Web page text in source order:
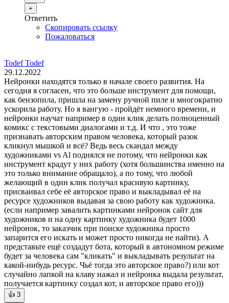
+
Ответить
Скопировать ссылку
Пожаловаться
Todef Todef
29.12.2022
Нейронки находятся только в начале своего развития. На
сегодня я согласен, что это больше инструмент для помощи,
как бензопила, пришла на замену ручной пиле и многократно
ускорила работу. Но я вангую - пройдёт немного времени, и
нейронки научат например в один клик делать полноценный
комикс с текстовыми диалогами и т.д. И что , это тоже
признавать авторским правом человека, который разок
кликнул мышкой и всё? Ведь весь скандал между
художниками vs Al поднялся не потому, что нейронки как
инструмент крадут у них работу (хотя большинства именно на
это только внимание обращало), а по тому, что любой
желающий в один клик получал красивую картинку,
присваивал себе её авторское право и выкладывал её на
ресурсе художников выдавая за свою работу как художника.
(если например завалить картинками нейронок сайт для
художников и на одну картинку художника будет 1000
нейронок, то заказчик при поиске художника просто
запарится его искать и может просто никогда не найти). А
представьте ещё создадут бота, который в автономном режиме
будет за человека сам "кликать" и выкладывать результат на
какой-нибудь ресурс. Чьё тогда это авторское право?) или кот
случайно лапкой на клаву нажал и нейронка выдала результат,
получается картинку создал кот, и авторское право его)))
👍 3